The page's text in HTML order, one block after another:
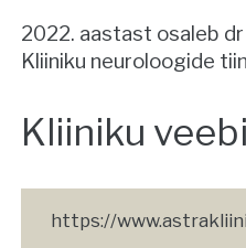
2022. aastast osaleb
Kliiniku neuroloogide
Kliiniku
https://